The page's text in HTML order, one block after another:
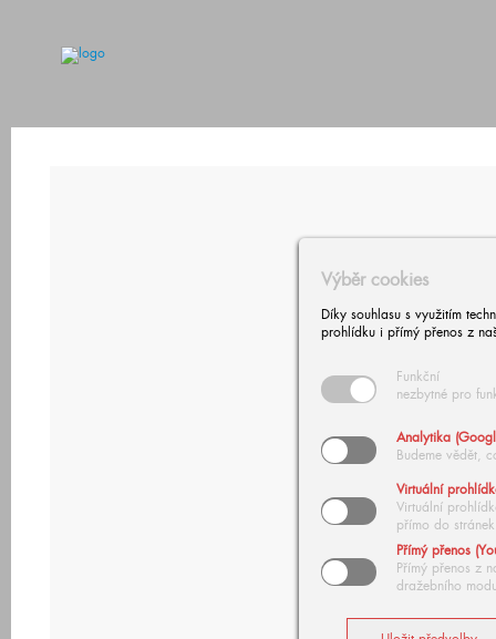
Výběr cookies
Díky souhlasu s využitím
prohlídku i přímý přenos z
Funkční
nezbytné pro
Analytika
Budeme vědět,
Virtuální
Virtuální
přímo do stránek
Přímý přenos
Přímý přenos z
dražebního